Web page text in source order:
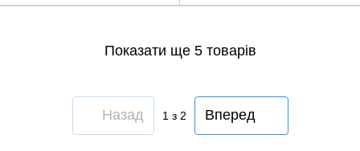
Показати ще 5 товарів
Назад 1 з 2 Вперед